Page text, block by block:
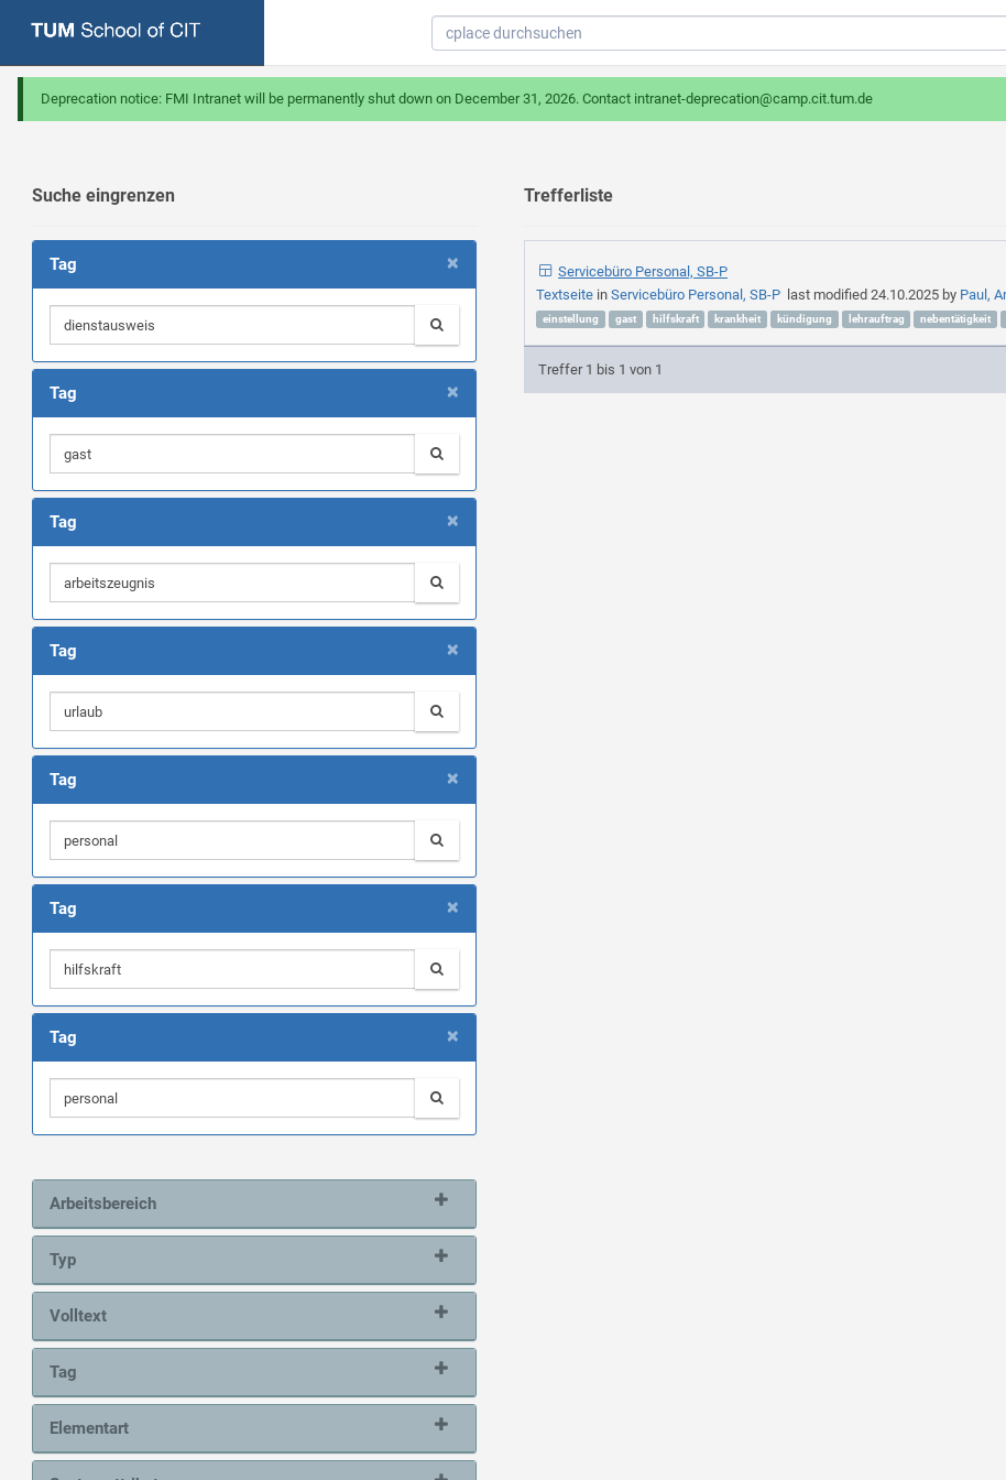
Deprecation notice: FMI Intranet will be permanently shut down on December 31, 2026. Contact intranet-deprecation@camp.cit.tum.de
Suche eingrenzen
×
Tag
×
Tag
×
Tag
×
Tag
×
Tag
×
Tag
×
Tag
Arbeitsbereich
Typ
Volltext
Tag
Elementart
Trefferliste
Servicebüro Personal, SB-P
Textseite inServicebüro Personal, SB-P last modified24.10.2025 by Paul,
einstellung
gast hilfskraft krankheit kündigung lehrauftrag nebentätigkeit
Treffer 1 bis 1 von 1